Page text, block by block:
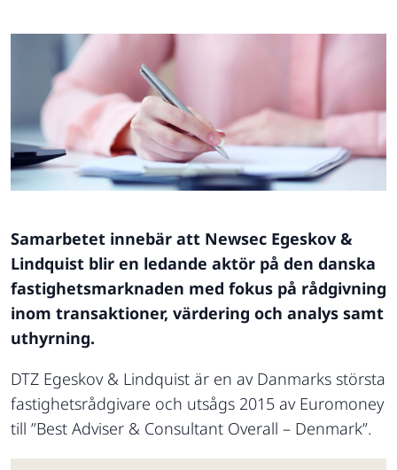
Samarbetet innebär att Newsec Egeskov &
Lindquist blir en ledande aktör på den danska
fastighetsmarknaden med fokus på rådgivning
inom transaktioner, värdering och analys samt
uthyrning.
DTZ Egeskov & Lindquist är en av Danmarks största
fastighetsrådgivare och utsågs 2015 av Euromoney
till ”Best Adviser & Consultant Overall – Denmark”.